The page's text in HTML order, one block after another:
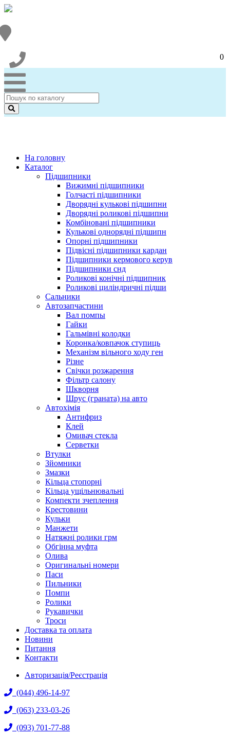
0
На головну
Каталог
Підшипники
Вижимні підшипники
Голчасті підшипники
Дворядні кулькові підшипни
Дворядні роликові підшипни
Комбіновані підшипники
Кулькові однорядні підшипн
Опорні підшипники
Підвісні підшипники кардан
Підшипники кермового керув
Підшипники снд
Роликові конічні підшипник
Роликові циліндричні підши
Сальники
Автозапчастини
Вал помпы
Гайки
Гальмівні колодки
Коронка/ковпачок ступиць
Механізм вільного ходу ген
Різне
Свічки розжарення
Фільтр салону
Шкворня
Шрус (граната) на авто
Автохімія
Антифриз
Клей
Омивач стекла
Серветки
Втулки
Зйомники
Змазки
Кільца стопорні
Кільца ущільнювальні
Компекти зчеплення
Крестовини
Кульки
Манжети
Натяжні ролики грм
Обгінна муфта
Олива
Оригинальні номери
Паси
Пильники
Помпи
Ролики
Рукавички
Троси
Доставка та оплата
Новини
Питання
Контакти
Авторизація/Реєстрація
(044) 496-14-97
(063) 233-03-26
(093) 701-77-88